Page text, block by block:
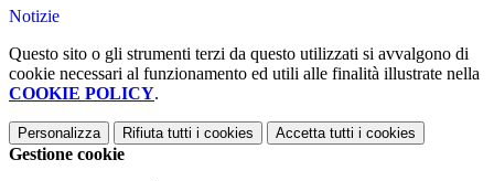
Notizie
Questo sito o gli strumenti terzi da questo utilizzati si avvalgono di
cookie necessari al funzionamento ed utili alle finalità illustrate nella
COOKIE POLICY.
Personalizza Rifiuta tutti i cookies Accetta tutti i cookies
Gestione cookie